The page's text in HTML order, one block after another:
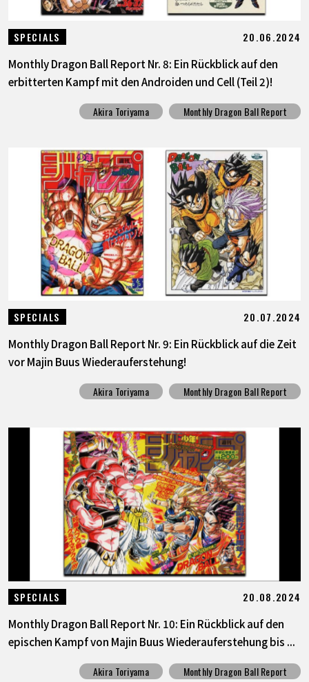
SPECIALS 20.06.2024
Monthly Dragon Ball Report Nr. 8: Ein Rückblick auf den
erbitterten Kampf mit den Androiden und Cell (Teil 2)!
Akira Toriyama Monthly Dragon Ball Report
SPECIALS 20.07.2024
Monthly Dragon Ball Report Nr. 9: Ein Rückblick auf die Zeit
vor Majin Buus Wiederauferstehung!
Akira Toriyama Monthly Dragon Ball Report
SPECIALS 20.08.2024
Monthly Dragon Ball Report Nr. 10: Ein Rückblick auf den
epischen Kampf von Majin Buus Wiederauferstehung bis ...
Akira Toriyama Monthly Dragon Ball Report